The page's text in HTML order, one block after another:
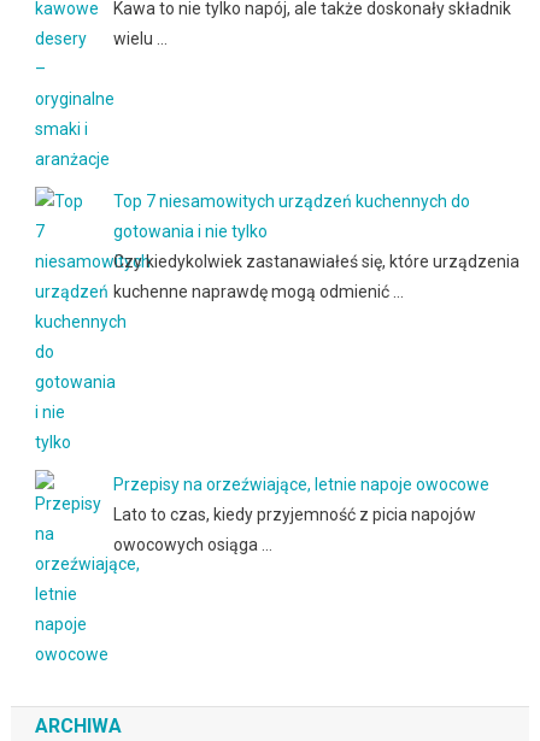
Kawa to nie tylko napój, ale także doskonały składnik
wielu …
Top 7 niesamowitych urządzeń kuchennych do
gotowania i nie tylko
Czy kiedykolwiek zastanawiałeś się, które urządzenia
kuchenne naprawdę mogą odmienić …
Przepisy na orzeźwiające, letnie napoje owocowe
Lato to czas, kiedy przyjemność z picia napojów
owocowych osiąga …
ARCHIWA